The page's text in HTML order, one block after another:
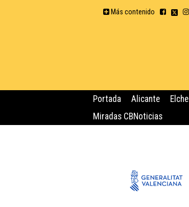
Más contenido
Portada Alicante Elche
Miradas CBNoticias